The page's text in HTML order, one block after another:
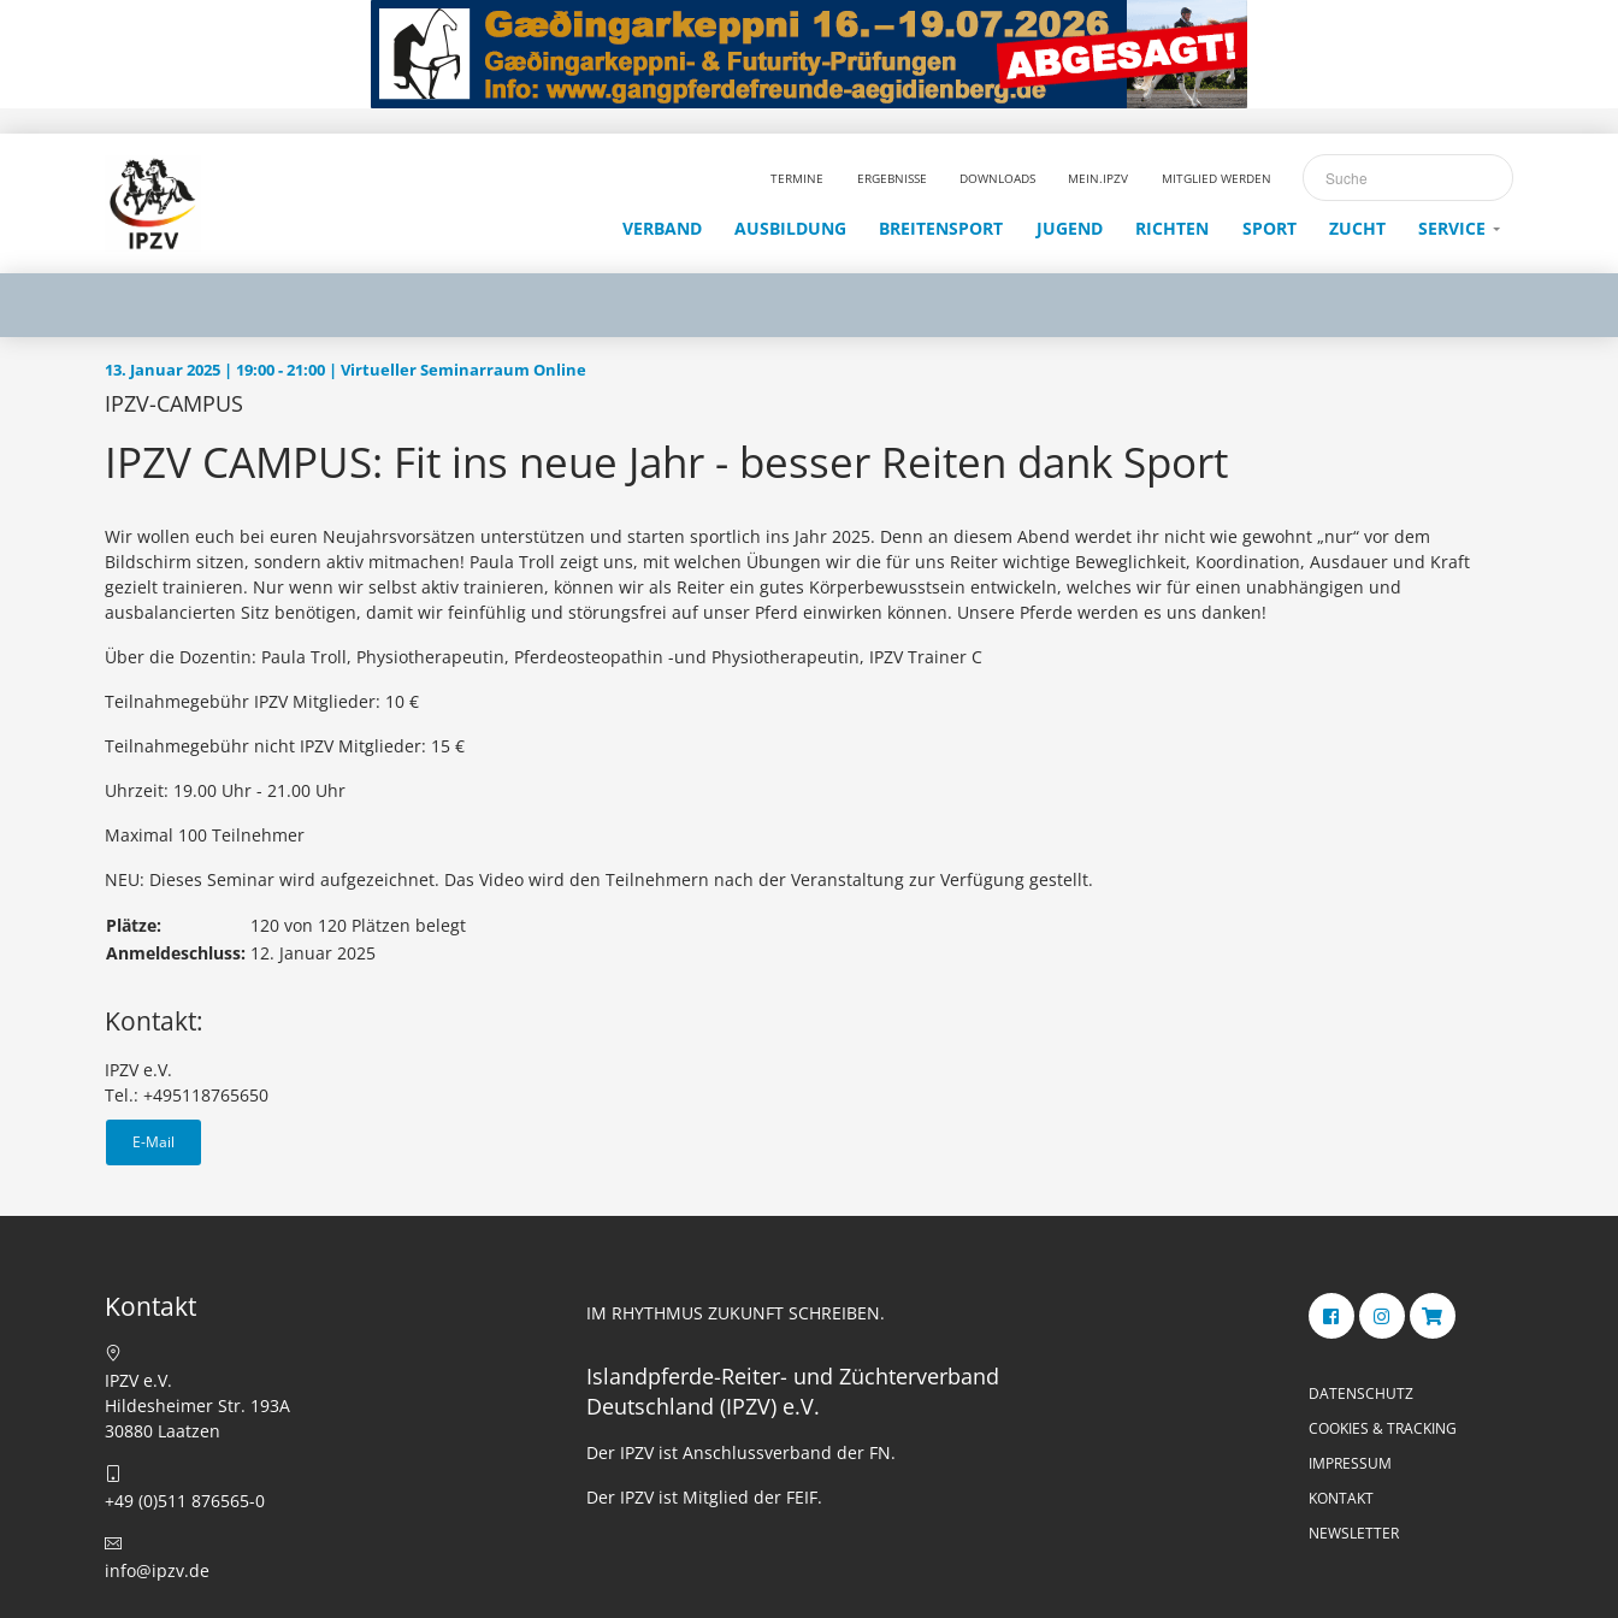
TERMINE ERGEBNISSE DOWNLOADS MEIN.IPZV MITGLIED WERDEN
VERBAND AUSBILDUNG BREITENSPORT JUGEND RICHTEN SPORT ZUCHT SERVICE
13. Januar 2025 | 19:00 ‐ 21:00 | Virtueller Seminarraum Online
IPZV-CAMPUS
IPZV CAMPUS: Fit ins neue Jahr - besser Reiten dank Sport
Wir wollen euch bei euren Neujahrsvorsätzen unterstützen und starten sportlich ins Jahr 2025. Denn an diesem Abend werdet ihr nicht wie gewohnt „nur“ vor dem
Bildschirm sitzen, sondern aktiv mitmachen! Paula Troll zeigt uns, mit welchen Übungen wir die für uns Reiter wichtige Beweglichkeit, Koordination, Ausdauer und Kraft
gezielt trainieren. Nur wenn wir selbst aktiv trainieren, können wir als Reiter ein gutes Körperbewusstsein entwickeln, welches wir für einen unabhängigen und
ausbalancierten Sitz benötigen, damit wir feinfühlig und störungsfrei auf unser Pferd einwirken können. Unsere Pferde werden es uns danken!
Über die Dozentin: Paula Troll, Physiotherapeutin, Pferdeosteopathin -und Physiotherapeutin, IPZV Trainer C
Teilnahmegebühr IPZV Mitglieder: 10 €
Teilnahmegebühr nicht IPZV Mitglieder: 15 €
Uhrzeit: 19.00 Uhr - 21.00 Uhr
Maximal 100 Teilnehmer
NEU: Dieses Seminar wird aufgezeichnet. Das Video wird den Teilnehmern nach der Veranstaltung zur Verfügung gestellt.
Plätze:
120 von 120 Plätzen belegt
Anmeldeschluss: 12. Januar 2025
Kontakt:
IPZV e.V.
Tel.: +495118765650
E-Mail
Kontakt
IPZV e.V.
Hildesheimer Str. 193A
30880 Laatzen
+49 (0)511 876565-0
info@ipzv.de
IM RHYTHMUS ZUKUNFT SCHREIBEN.
Islandpferde-Reiter- und Züchterverband
Deutschland (IPZV) e.V.
Der IPZV ist Anschlussverband der FN.
Der IPZV ist Mitglied der FEIF.
DATENSCHUTZ
COOKIES & TRACKING
IMPRESSUM
KONTAKT
NEWSLETTER